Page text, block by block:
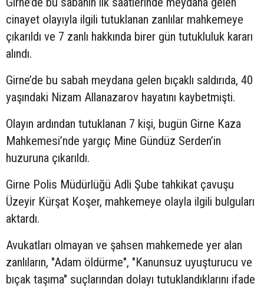
cinayet olayıyla ilgili tutuklanan zanlılar mahkemeye
çıkarıldı ve 7 zanlı hakkında birer gün tutukluluk kararı
alındı.
Girne’de bu sabah meydana gelen bıçaklı saldırıda, 40
yaşındaki Nizam Allanazarov hayatını kaybetmişti.
Olayın ardından tutuklanan 7 kişi, bugün Girne Kaza
Mahkemesi’nde yargıç Mine Gündüz Serden’in
huzuruna çıkarıldı.
Girne Polis Müdürlüğü Adli Şube tahkikat çavuşu
Üzeyir Kürşat Koşer, mahkemeye olayla ilgili bulguları
aktardı.
Avukatları olmayan ve şahsen mahkemede yer alan
zanlıların, "Adam öldürme", "Kanunsuz uyuşturucu ve
bıçak taşıma" suçlarından dolayı tutuklandıklarını ifade